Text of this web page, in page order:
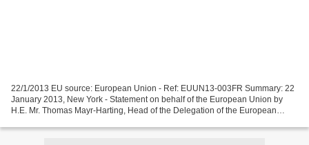
22/1/2013 EU source: European Union - Ref: EUUN13-003FR Summary: 22
January 2013, New York - Statement on behalf of the European Union by
H.E. Mr. Thomas Mayr-Harting, Head of the Delegation of the European